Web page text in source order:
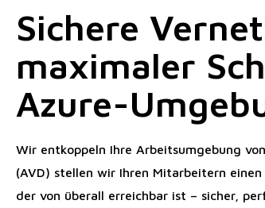
Sichere
maximaler
Azure-
Wir entkoppeln Ihre Arbeitsumgebung
(AVD) stellen wir Ihren Mitarbeitern
der von überall erreichbar ist – sicher,